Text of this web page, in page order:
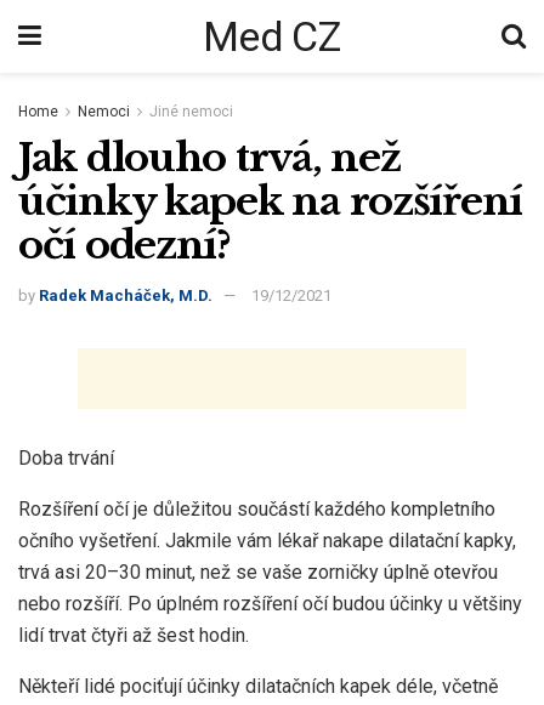
Med CZ
Home Nemoci Jiné nemoci
Jak dlouho trvá, než
účinky kapek na rozšíření
očí odezní?
by Radek Macháček, M.D. 19/12/2021
Doba trvání
Rozšíření očí je důležitou součástí každého kompletního
očního vyšetření. Jakmile vám lékař nakape dilatační kapky,
trvá asi 20–30 minut, než se vaše zorničky úplně otevřou
nebo rozšíří. Po úplném rozšíření očí budou účinky u většiny
lidí trvat čtyři až šest hodin.
Někteří lidé pociťují účinky dilatačních kapek déle, včetně